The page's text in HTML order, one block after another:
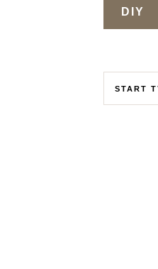
DIY